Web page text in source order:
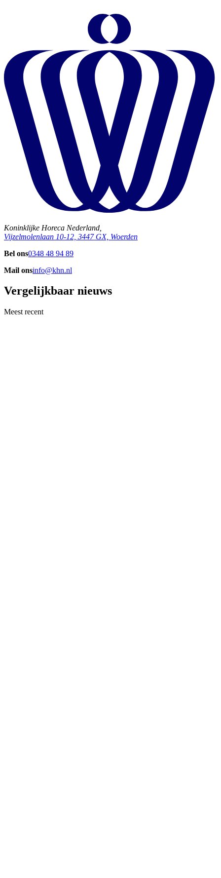
Koninklijke Horeca Nederland,
Vijzelmolenlaan 10-12, 3447 GX, Woerden
Bel ons0348 48 94 89
Mail onsinfo@khn.nl
Vergelijkbaar nieuws
Meest recent